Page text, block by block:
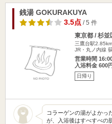
銭湯 GOKURAKUYA
3.5点/ 5 件
東京都 / 杉並
三鷹台駅2.85km
JR・丸ノ内線
営業時間
入浴料金 600
日帰り
コラーゲンの湯がよかっ
が、入浴後はすべすべの